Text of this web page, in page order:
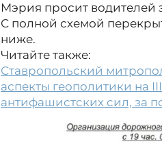
Мэрия просит водителей
С полной схемой
ниже.
Читайте также:
Ставропольский
аспекты геополитики на
антифашистских сил, за